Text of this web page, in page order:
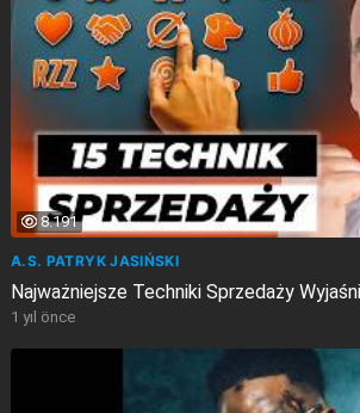
8.191
A.S. PATRYK JASIŃSKI
Najważniejsze Techniki Sprzedaży
1 yıl önce